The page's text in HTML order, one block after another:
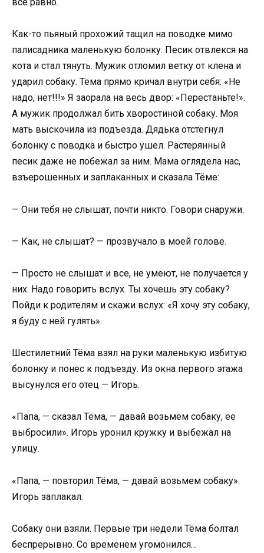
Как-то пьяный прохожий тащил на поводке мимо
палисадника маленькую болонку. Песик отвлекся на
кота и стал тянуть. Мужик отломил ветку от клена и
ударил собаку. Тёма прямо кричал внутри себя: «Не
надо, нет!!!» Я заорала на весь двор: «Перестаньте!».
А мужик продолжал бить хворостиной собаку. Моя
мать выскочила из подъезда. Дядька отстегнул
болонку с поводка и быстро ушел. Растерянный
песик даже не побежал за ним. Мама оглядела нас,
взъерошенных и заплаканных и сказала Тёме:
— Они тебя не слышат, почти никто. Говори снаружи.
— Как, не слышат? — прозвучало в моей голове.
— Просто не слышат и все, не умеют, не получается у
них. Надо говорить вслух. Ты хочешь эту собаку?
Пойди к родителям и скажи вслух: «Я хочу эту собаку,
я буду с ней гулять».
Шестилетний Тёма взял на руки маленькую избитую
болонку и понес к подъезду. Из окна первого этажа
высунулся его отец — Игорь.
«Папа, — сказал Тёма, — давай возьмем собаку, ее
выбросили». Игорь уронил кружку и выбежал на
улицу.
«Папа, — повторил Тёма, — давай возьмем собаку».
Игорь заплакал.
Собаку они взяли. Первые три недели Тёма болтал
беспрерывно. Со временем угомонился…